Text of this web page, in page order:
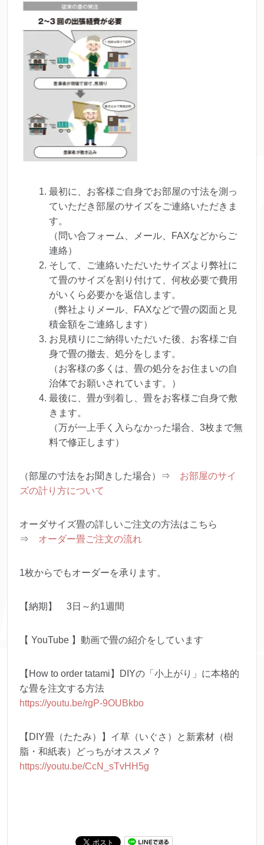
最初に、お客様ご自身でお部屋の寸法を測っ
ていただき部屋のサイズをご連絡いただきま
す。
（問い合フォーム、メール、FAXなどからご
連絡）
そして、ご連絡いただいたサイズより弊社に
て畳のサイズを割り付けて、何枚必要で費用
がいくら必要かを返信します。
（弊社よりメール、FAXなどで畳の図面と見
積金額をご連絡します）
お見積りにご納得いただいた後、お客様ご自
身で畳の撤去、処分をします。
（お客様の多くは、畳の処分をお住まいの自
治体でお願いされています。）
最後に、畳が到着し、畳をお客様ご自身で敷
きます。
（万が一上手く入らなかった場合、3枚まで無
料で修正します）
（部屋の寸法をお聞きした場合）⇒ お部屋のサイ
ズの計り方について
オーダサイズ畳の詳しいご注文の方法はこちら
⇒ オーダー畳ご注文の流れ
1枚からでもオーダーを承ります。
【納期】 3日～約1週間
【 YouTube 】動画で畳の紹介をしています
【How to order tatami】DIYの「小上がり」に本格的
な畳を注文する方法
https://youtu.be/rgP-9OUBkbo
【DIY畳（たたみ）】イ草（いぐさ）と新素材（樹
脂・和紙表）どっちがオススメ？
https://youtu.be/CcN_sTvHH5g